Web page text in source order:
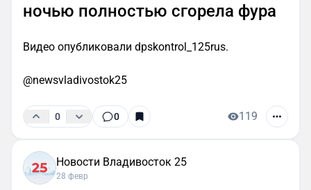
ночью полностью сгорела фура
Видео опубликовали dpskontrol_125rus.
@newsvladivostok25
0 0 119
Новости Владивосток 25
28 февр